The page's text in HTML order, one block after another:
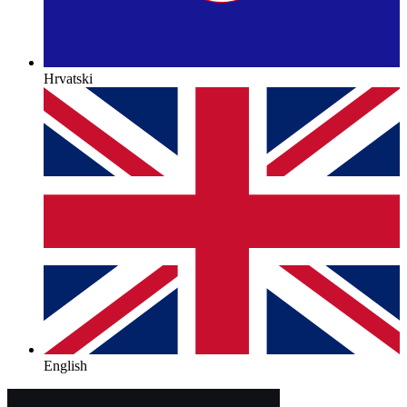
Hrvatski
English